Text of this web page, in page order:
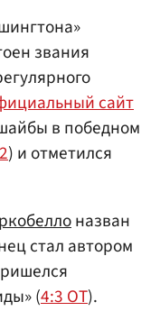
звания
сайт
в победном
) и отметился
назван
стал автором
(4:3 ОТ).